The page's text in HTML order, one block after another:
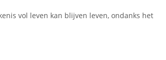
vol leven kan blijven leven, ondanks het